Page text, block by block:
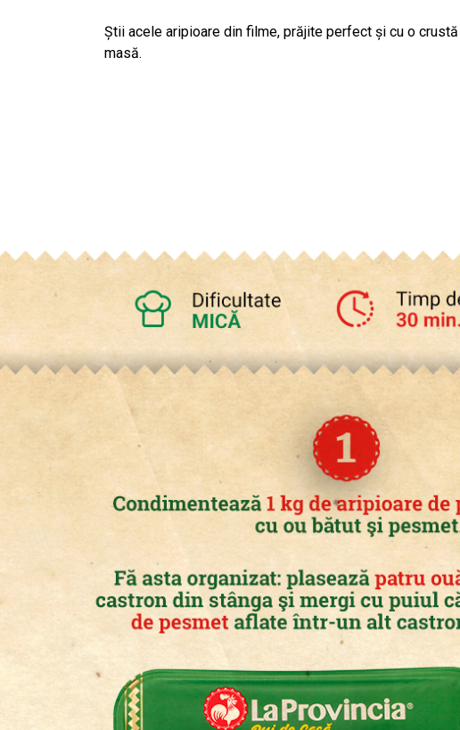
Ştii acele aripioare din filme, prăjite perfect şi cu o
masă.